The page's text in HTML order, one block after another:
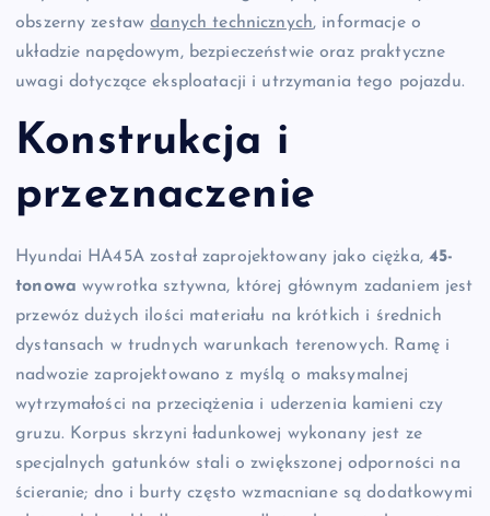
obszerny zestawdanych technicznych, informacje o
układzie napędowym, bezpieczeństwie oraz praktyczne
uwagi dotyczące eksploatacji i utrzymania tego pojazdu.
Konstrukcja i
przeznaczenie
Hyundai HA45A został zaprojektowany jako ciężka, 45-
tonowa wywrotka sztywna, której głównym zadaniem jest
przewóz dużych ilości materiału na krótkich i średnich
dystansach w trudnych warunkach terenowych. Ramę i
nadwozie zaprojektowano z myślą o maksymalnej
wytrzymałości na przeciążenia i uderzenia kamieni czy
gruzu. Korpus skrzyni ładunkowej wykonany jest ze
specjalnych gatunków stali o zwiększonej odporności na
ścieranie; dno i burty często wzmacniane są dodatkowymi